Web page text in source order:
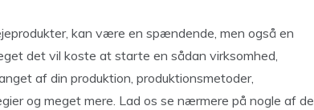
kan være en spændende, men også en
det vil koste at starte en sådan virksomhed,
af din produktion, produktionsmetoder,
og meget mere. Lad os se nærmere på nogle af de